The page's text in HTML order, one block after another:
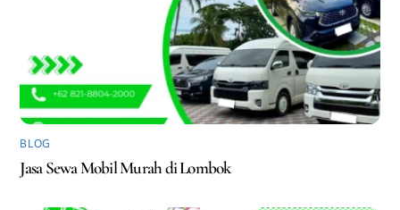
BLOG
Jasa Sewa Mobil Murah di Lombok